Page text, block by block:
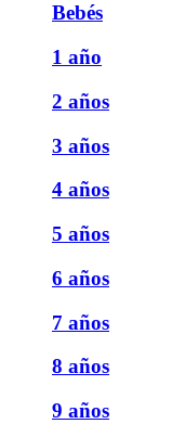
Bebés
1 año
2 años
3 años
4 años
5 años
6 años
7 años
8 años
9 años